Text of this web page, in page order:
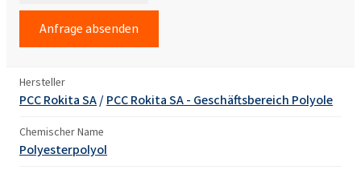
Anfrage absenden
Hersteller
PCC Rokita SA/PCC Rokita SA - Geschäftsbereich Polyole
Chemischer Name
Polyesterpolyol